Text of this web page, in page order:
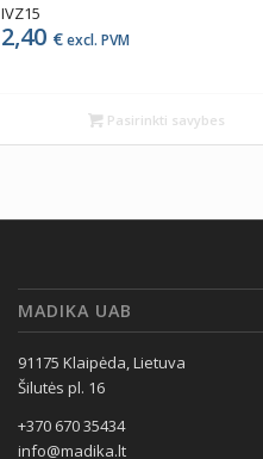
IVZ15
2,40 €excl. PVM
Pasirinkti savybes
MADIKA UAB
91175 Klaipėda, Lietuva
Šilutės pl. 16
+370 670 35434
info@madika.lt